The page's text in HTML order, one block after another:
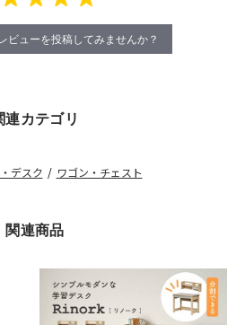
ビューを投稿してみませんか？
連カテゴリ
デスク / ワゴン・チェスト
関連商品